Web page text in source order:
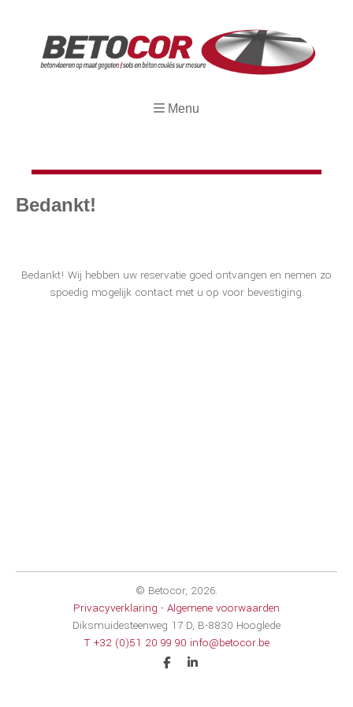
Menu
Bedankt!
Bedankt! Wij hebben uw reservatie goed ontvangen en nemen zo
spoedig mogelijk contact met u op voor bevestiging.
© Betocor, 2026.
Privacyverklaring - Algemene voorwaarden
Diksmuidesteenweg 17 D, B-8830 Hooglede
T +32 (0)51 20 99 90 info@betocor.be